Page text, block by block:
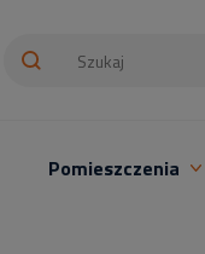
Pomieszczenia